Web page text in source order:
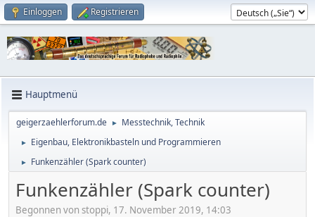
Einloggen Registrieren
Hauptmenü
geigerzaehlerforum.de ► Messtechnik, Technik
► Eigenbau, Elektronikbasteln und Programmieren
► Funkenzähler (Spark counter)
Funkenzähler (Spark counter)
Begonnen von stoppi, 17. November 2019, 14:03